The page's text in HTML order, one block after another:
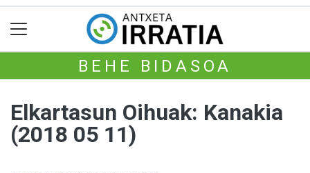
BEHE BIDASOA
Elkartasun Oihuak: Kanakia
(2018 05 11)